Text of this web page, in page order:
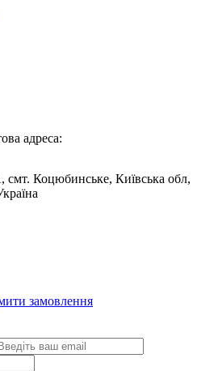
адреса:
Коцюбинське, Київська обл,
замовлення